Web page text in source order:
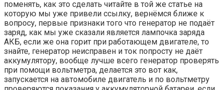
поменять, как это сделать читайте в той же статье на
которую мы уже привели ссылку, вернёмся ближе к
вопросу, первые признаки того что генератор не подаёт
заряд, как мы уже сказали является лампочка заряда
АКБ, если же она горит при работающем двигателе, то
знайте, генератор неисправен и ток попросту не даёт
аккумулятору, вообще лучше всего генератор проверять
при помощи вольтметра, делается это вот как,
запускается на автомобиле двигатель и по вольтметру